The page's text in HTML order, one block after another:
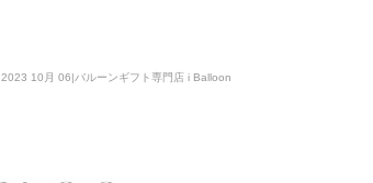
2023 10月 06|バルーンギフト専門店 i Balloon